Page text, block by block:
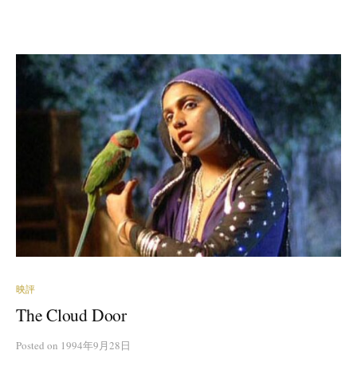
映評
The Cloud Door
Posted on 1994年9月28日